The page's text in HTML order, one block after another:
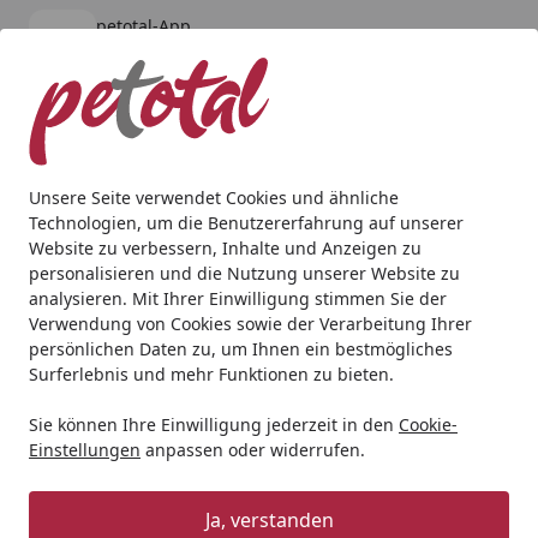
Unsere Seite verwendet Cookies und ähnliche
Technologien, um die Benutzererfahrung auf unserer
Website zu verbessern, Inhalte und Anzeigen zu
personalisieren und die Nutzung unserer Website zu
analysieren. Mit Ihrer Einwilligung stimmen Sie der
Verwendung von Cookies sowie der Verarbeitung Ihrer
persönlichen Daten zu, um Ihnen ein bestmögliches
Surferlebnis und mehr Funktionen zu bieten.
Sie können Ihre Einwilligung jederzeit in den Cookie-
Einstellungen anpassen oder widerrufen.
Ja, verstanden
petotal-App
kostenlos - Im App Store
Alle Produkte
Mein Konto
Suchen
Startseite
Hund Ausruhen & Schlafen NOBBY Komfortbett eckig
NOBBY Komfortbett eckig Classic
PURNA